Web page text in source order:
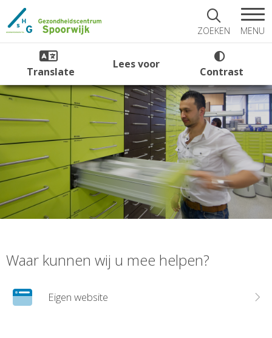
ZOEKEN MENU
Translate
Lees voor
Contrast
Waar kunnen wij u mee helpen?
Eigen website